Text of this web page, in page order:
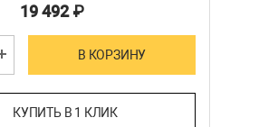
19 492₽
В КОРЗИНУ
КУПИТЬ В 1 КЛИК